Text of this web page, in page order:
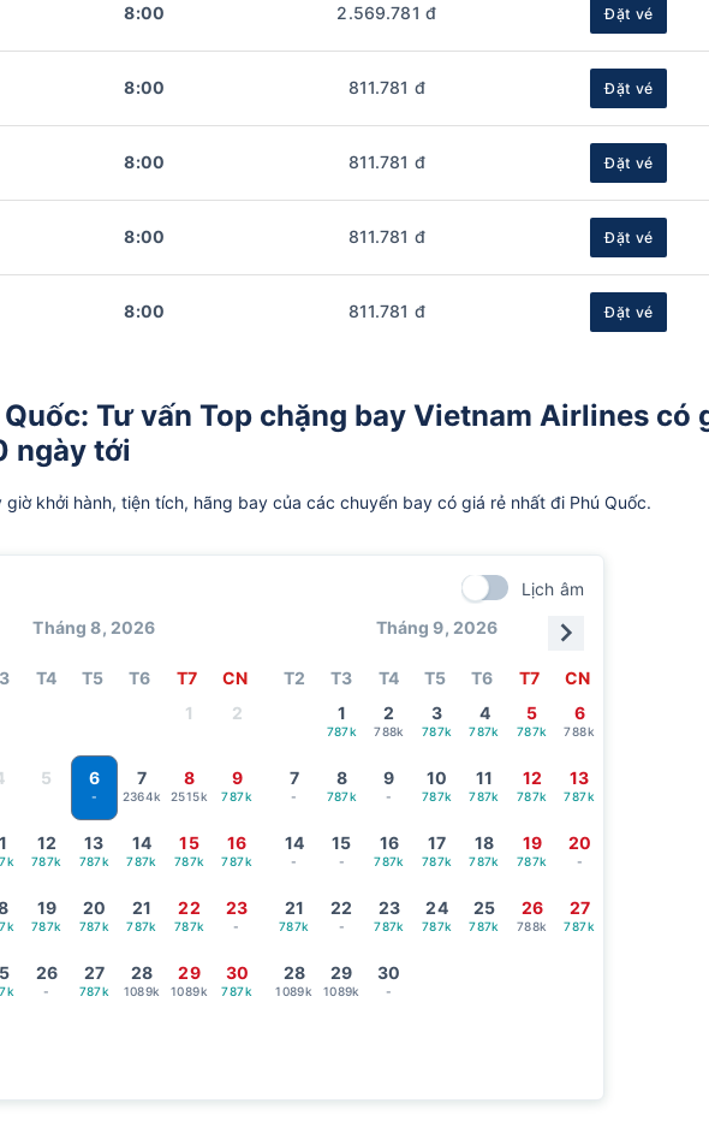
8:00 2.569.781 đ Đặt vé
8:00 811.781 đ Đặt vé
8:00 811.781 đ Đặt vé
8:00 811.781 đ Đặt vé
8:00 811.781 đ Đặt vé
Tư vấn Top chặng bay Vietnam Airlines có
ngày tới
khởi hành, tiện tích, hãng bay của các chuyến bay có giá rẻ nhất đi Phú Quốc.
Lịch âm
Tháng 8, 2026
T4 T5 T6 T7
CN
1
2
5 6
-
7
2364k
8
2515k
9
787k
12
787k
13
787k
14
787k
15
787k
16
787k
19
787k
20
787k
21
787k
22
787k
23
-
26
-
27
787k
28
1089k
29
1089k
30
787k
Tháng 9, 2026
T2 T3 T4 T5 T6 T7
CN
1
787k
2
788k
3
787k
4
787k
5
787k
6
788k
7
-
8
787k
9
-
10
787k
11
787k
12
787k
13
787k
14
-
15
-
16
787k
17
787k
18
787k
19
787k
20
-
21
787k
22
-
23
787k
24
787k
25
787k
26
788k
27
787k
28
1089k
29
1089k
30
-